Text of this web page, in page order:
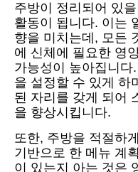
주방이 정리되어 있
활동이 됩니다. 이는
향을 미치는데, 모든
에 신체에 필요한 영
가능성이 높아집니
을 설정할 수 있게 하
된 자리를 갖게 되어
을 향상시킵니다.
또한, 주방을 적절하
기반으로 한 메뉴 계
이 있는지 아는 것은